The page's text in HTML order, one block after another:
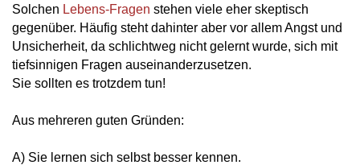
Solchen Lebens-Fragen stehen viele eher skeptisch
gegenüber. Häufig steht dahinter aber vor allem Angst und
Unsicherheit, da schlichtweg nicht gelernt wurde, sich mit
tiefsinnigen Fragen auseinanderzusetzen.
Sie sollten es trotzdem tun!
Aus mehreren guten Gründen:
A) Sie lernen sich selbst besser kennen.